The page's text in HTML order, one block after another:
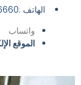
الهاتف :
واتساب
الموقع